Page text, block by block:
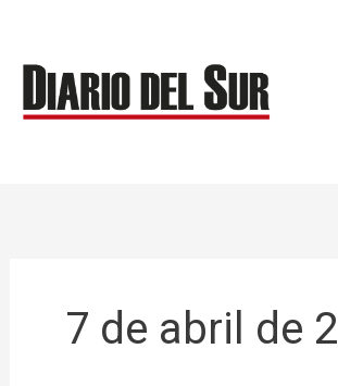
contenido
7 de abril de